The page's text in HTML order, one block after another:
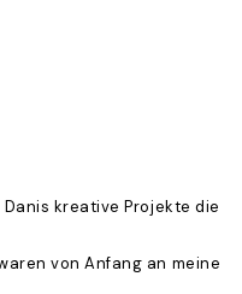
kreative Projekte die
von Anfang an meine